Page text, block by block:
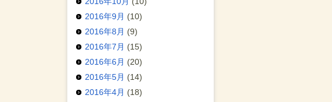
2016年9月 (10)
2016年8月 (9)
2016年7月 (15)
2016年6月 (20)
2016年5月 (14)
2016年4月 (18)